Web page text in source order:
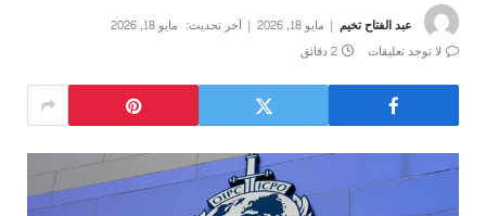
عبد الفتاح تخيم مايو 18, 2026 آخر تحديث: مايو 18, 2026
لا توجد تعليقات
2 دقائق